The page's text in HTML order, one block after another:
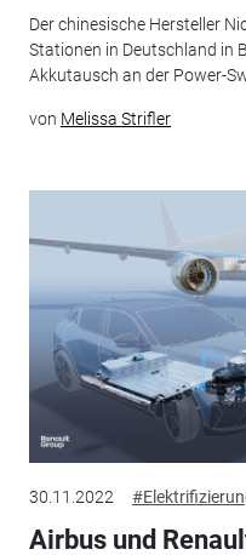
Der chinesische Hersteller
Stationen in Deutschland in
Akkutausch an der Power-
von Melissa Strifler
30.11.2022
Airbus und